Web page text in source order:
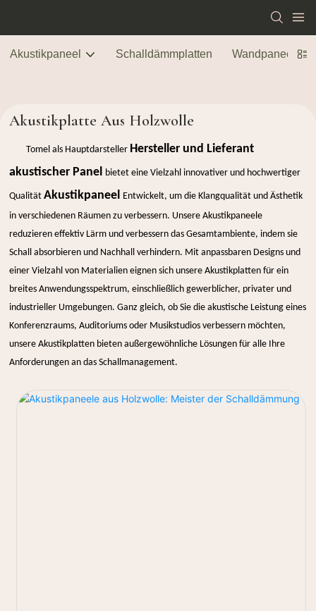
Akustikpaneel Schalldämmplatten Wandpaneele
Akustikplatte Aus Holzwolle
Tomel als Hauptdarsteller Hersteller und Lieferant
akustischer Panel
bietet eine Vielzahl innovativer und hochwertiger
QualitätAkustikpaneel
Entwickelt, um die Klangqualität und Ästhetik
in verschiedenen Räumen zu verbessern. Unsere Akustikpaneele
reduzieren effektiv Lärm und verbessern das Gesamtambiente, indem sie
Schall absorbieren und Nachhall verhindern. Mit anpassbaren Designs und
einer Vielzahl von Materialien eignen sich unsere Akustikplatten für ein
breites Anwendungsspektrum, einschließlich gewerblicher, privater und
industrieller Umgebungen. Ganz gleich, ob Sie die akustische Leistung eines
Konferenzraums, Auditoriums oder Musikstudios verbessern möchten,
unsere Akustikplatten bieten außergewöhnliche Lösungen für alle Ihre
Anforderungen an das Schallmanagement.